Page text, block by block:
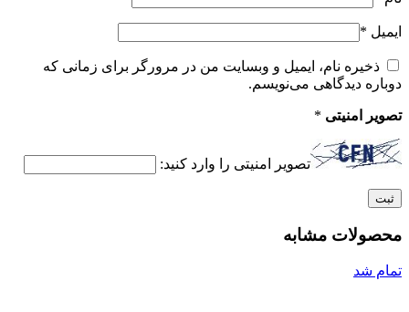
ایمیل *
ذخیره نام، ایمیل و وبسایت من در مرورگر برای زمانی که
دوباره دیدگاهی می‌نویسم.
تصویر امنیتی *
تصویر امنیتی را وارد کنید:
محصولات مشابه
تمام شد